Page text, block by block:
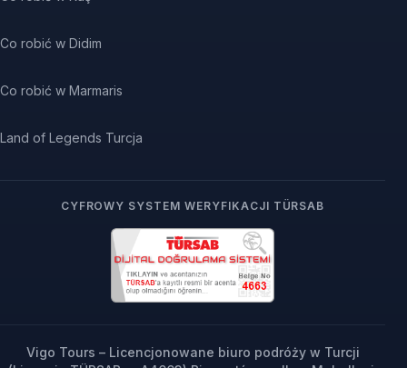
Co robić w Didim
Co robić w Marmaris
Land of Legends Turcja
CYFROWY SYSTEM WERYFIKACJI TÜRSAB
Vigo Tours – Licencjonowane biuro podróży w Turcji